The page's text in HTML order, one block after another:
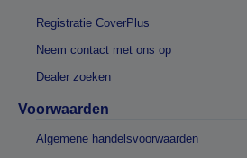
Registratie CoverPlus
Neem contact met ons op
Dealer zoeken
Voorwaarden
Algemene handelsvoorwaarden